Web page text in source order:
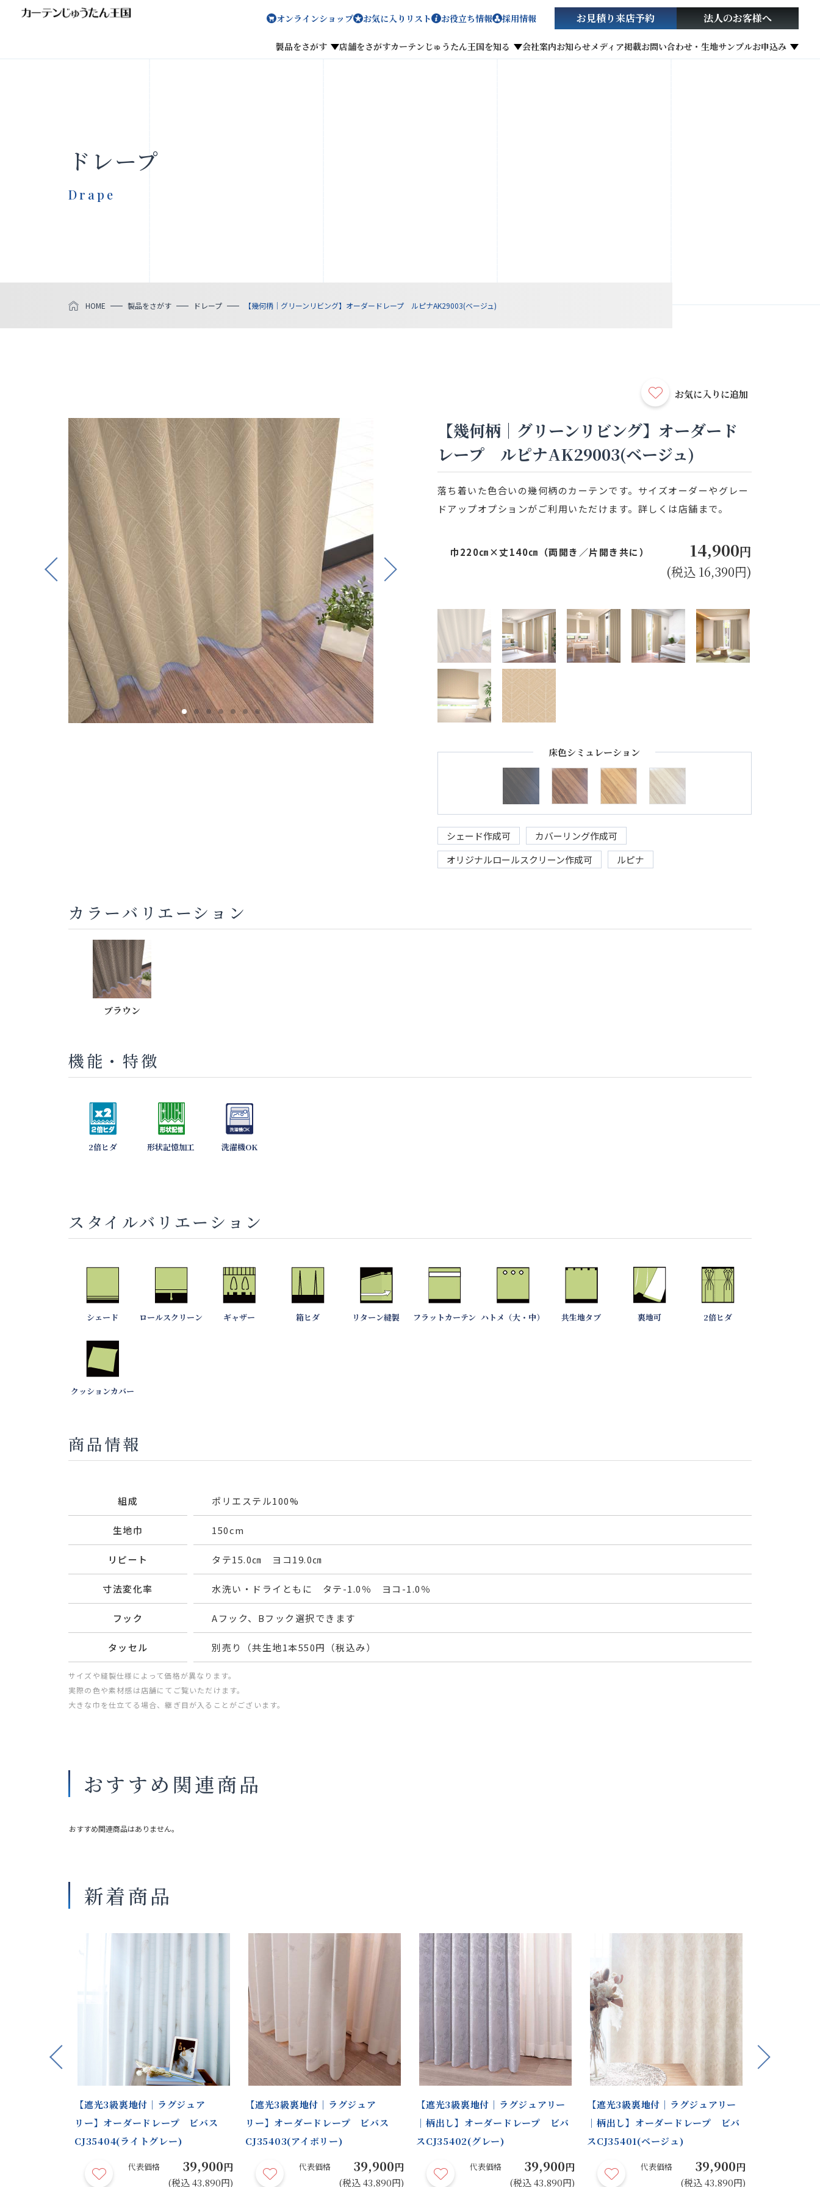
オンラインショップ お気に入りリスト お役立ち情報 採用情報
製品をさがす 店舗をさがすカーテンじゅうたん王国を知る 会社案内お知らせメディア掲載お問い合わせ・生地サンプルお申込み
お見積り来店予約 法人のお客様へ
ドレープ
Drape
HOME 製品をさがす ドレープ 【幾何柄｜グリーンリビング】オーダードレープ ルピナAK29003(ベージュ)
お気に入りに追加
Previous Next
【幾何柄｜グリーンリビング】オーダード
レープ ルピナAK29003(ベージュ)
落ち着いた色合いの幾何柄のカーテンです。サイズオーダーやグレー
ドアップオプションがご利用いただけます。詳しくは店舗まで。
巾220㎝×丈140㎝（両開き／片開き共に） 14,900円
(税込 16,390円)
床色シミュレーション
シェード作成可
カバーリング作成可
オリジナルロールスクリーン作成可
ルピナ
カラーバリエーション
ブラウン
機能・特徴
2倍ヒダ 形状記憶加工 洗濯機OK
スタイルバリエーション
シェード ロールスクリーン ギャザー 箱ヒダ リターン縫製 フラットカーテン ハトメ（大・中） 共生地タブ 裏地可 2倍ヒダ
クッションカバー
商品情報
組成 ポリエステル100%
生地巾 150cm
リピート タテ15.0㎝ ヨコ19.0㎝
寸法変化率 水洗い・ドライともに タテ-1.0％ ヨコ-1.0％
フック Aフック、Bフック選択できます
タッセル 別売り（共生地1本550円（税込み）
サイズや縫製仕様によって価格が異なります。
実際の色や素材感は店舗にてご覧いただけます。
大きな巾を仕立てる場合、継ぎ目が入ることがございます。
おすすめ関連商品
おすすめ関連商品はありません。
新着商品
Previous
【遮光3級裏地付｜ラグジュア
リー】オーダードレープ ビバス
CJ35404(ライトグレー)
代表価格 39,900円
(税込 43,890円)
【遮光3級裏地付｜ラグジュア
リー】オーダードレープ ビバス
CJ35403(アイボリー)
代表価格 39,900円
(税込 43,890円)
【遮光3級裏地付｜ラグジュアリー
｜柄出し】オーダードレープ ビバ
スCJ35402(グレー)
代表価格 39,900円
(税込 43,890円)
【遮光3級裏地付｜ラグジュアリー
｜柄出し】オーダードレープ ビバ
スCJ35401(ベージュ)
代表価格 39,900円
(税込 43,890円)
Next